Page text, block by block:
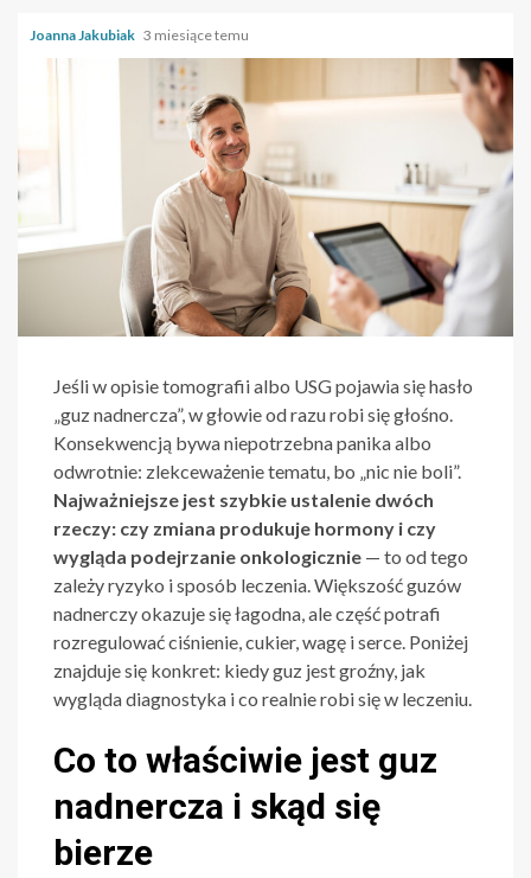
Joanna Jakubiak 3 miesiące temu
Jeśli w opisie tomografii albo USG pojawia się hasło
„guz nadnercza”, w głowie od razu robi się głośno.
Konsekwencją bywa niepotrzebna panika albo
odwrotnie: zlekceważenie tematu, bo „nic nie boli”.
Najważniejsze jest szybkie ustalenie dwóch
rzeczy: czy zmiana produkuje hormony i czy
wygląda podejrzanie onkologicznie — to od tego
zależy ryzyko i sposób leczenia. Większość guzów
nadnerczy okazuje się łagodna, ale część potrafi
rozregulować ciśnienie, cukier, wagę i serce. Poniżej
znajduje się konkret: kiedy guz jest groźny, jak
wygląda diagnostyka i co realnie robi się w leczeniu.
Co to właściwie jest guz
nadnercza i skąd się
bierze